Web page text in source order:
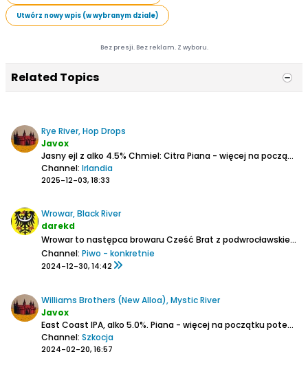
Utwórz nowy wpis (w wybranym dziale)
Bez presji. Bez reklam. Z wyboru.
Related Topics
Rye River, Hop Drops
Javox
Jasny ejl z alko 4.5% Chmiel: CitraPiana - więcej na początku potem pełna warstewka.
Channel: Irlandia
2025-12-03, 18:33
Wrowar, Black River
darekd
Wrowar to następca browaru Cześć Brat z podwrocławskiego Jelcza-Laskowic. Ruszyli w tym roku.
Channel: Piwo - konkretnie
2024-12-30, 14:42
Williams Brothers (New Alloa), Mystic River
Javox
East Coast IPA, alko 5.0%. Piana - więcej na początku potem cienka, pełna warstewka.
Channel: Szkocja
2024-02-20, 16:57